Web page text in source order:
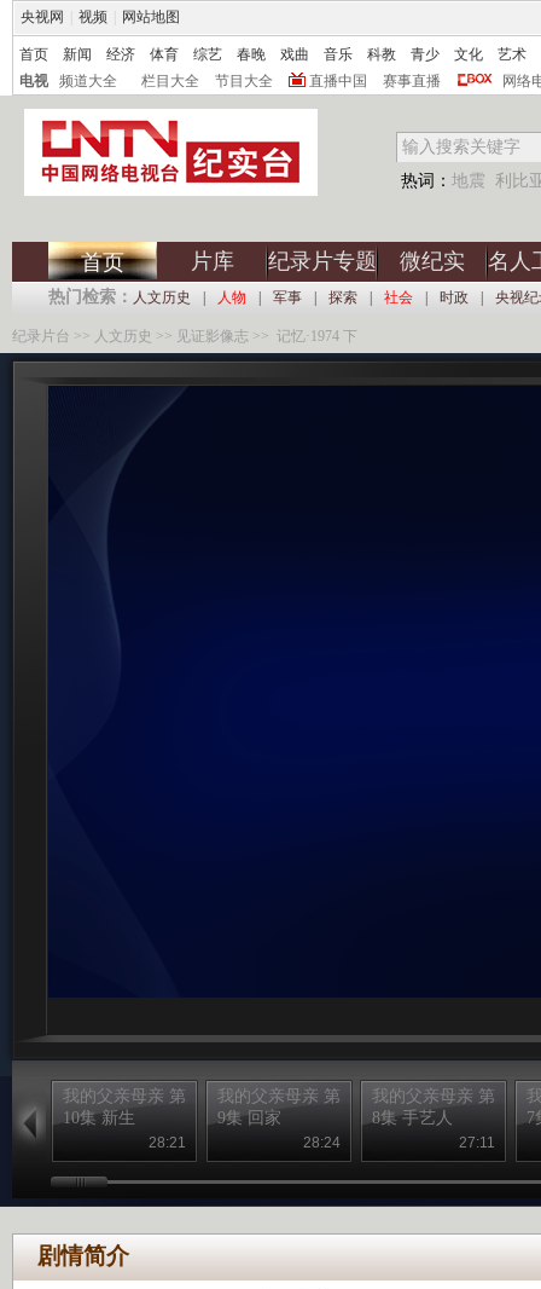
央视网 视频 网站地图
首页 新闻 经济 体育 综艺 春晚 戏曲 音乐 科教 青少 文化
艺术
电视
频道大全 栏目大全 节目大全 直播中国 赛事直播 网络
热词： 地震 利比
首页 片库 纪录片专题 微纪实 名人
热门检索： 人文历史 人物 军事 探索 社会 时政 央视
纪录片台 >> 人文历史 >> 见证影像志 >> 记忆·1974 下
我的父亲母亲 第
10集 新生
28:21
我的父亲母亲 第
9集 回家
28:24
我的父亲母亲 第
8集 手艺人
27:11
7
剧情简介